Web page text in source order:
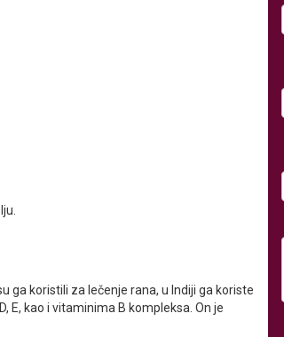
ga koristili za lečenje rana, u Indiji ga koriste
kao i vitaminima B kompleksa. On je